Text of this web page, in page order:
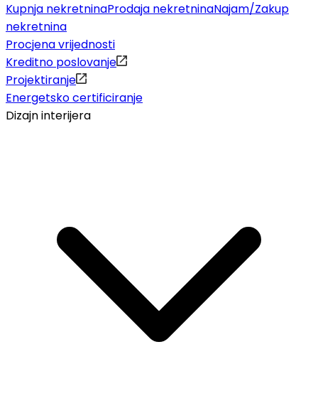
Kupnja nekretninaProdaja nekretninaNajam/Zakup
nekretnina
Procjena vrijednosti
Kreditno poslovanje
Projektiranje
Energetsko certificiranje
Dizajn interijera